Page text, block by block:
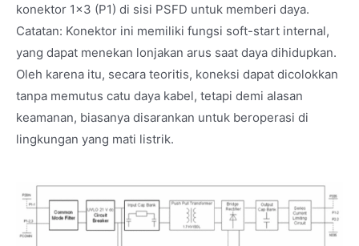
konektor 1x3 (P1) di sisi PSFD untuk memberi daya.
Catatan: Konektor ini memiliki fungsi soft-start internal,
yang dapat menekan lonjakan arus saat daya dihidupkan.
Oleh karena itu, secara teoritis, koneksi dapat dicolokkan
tanpa memutus catu daya kabel, tetapi demi alasan
keamanan, biasanya disarankan untuk beroperasi di
lingkungan yang mati listrik.